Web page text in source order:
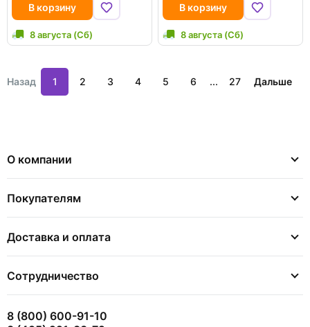
В корзину
8 августа (Сб)
В корзину
8 августа (Сб)
Назад 1 2 3 4 5 6 ... 27 Дальше
О компании
Покупателям
Доставка и оплата
Сотрудничество
8 (800) 600-91-10